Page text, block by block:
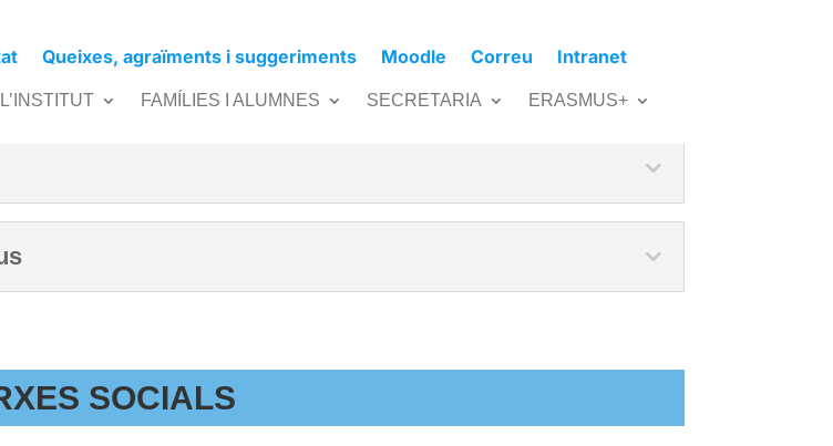
L’INSTITUT FAMÍLIES I ALUMNES SECRETARIA ERASMUS+
Queixes, agraïments i suggeriments Moodle Correu Intranet
SOCIALS